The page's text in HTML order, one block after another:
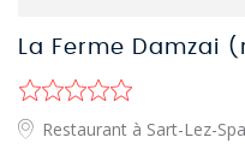
La Ferme Damzai
Restaurant à Sart-Lez-